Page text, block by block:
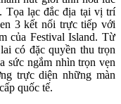
Tọa lạc đắc địa tại vị trí
3 kết nối trực tiếp với
của Festival Island. Từ
có đặc quyền thu trọn
sức ngắm nhìn trọn vẹn
trực diện những màn
quốc tế.